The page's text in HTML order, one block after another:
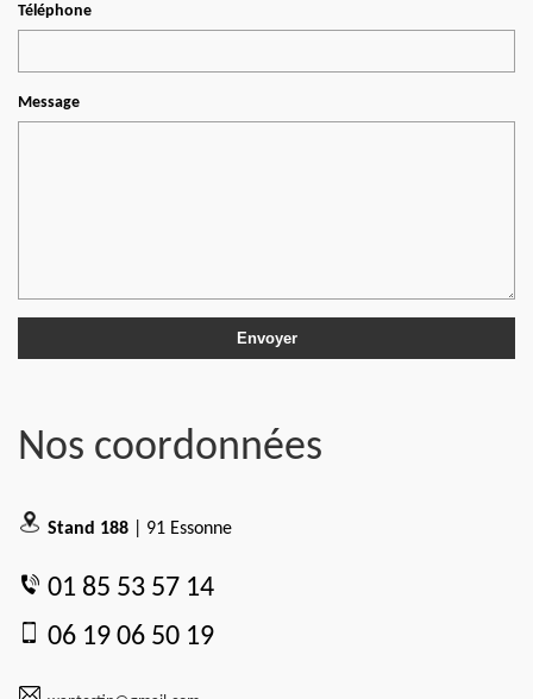
Téléphone
Message
Nos coordonnées
Stand 188 | 91 Essonne
01 85 53 57 14
06 19 06 50 19